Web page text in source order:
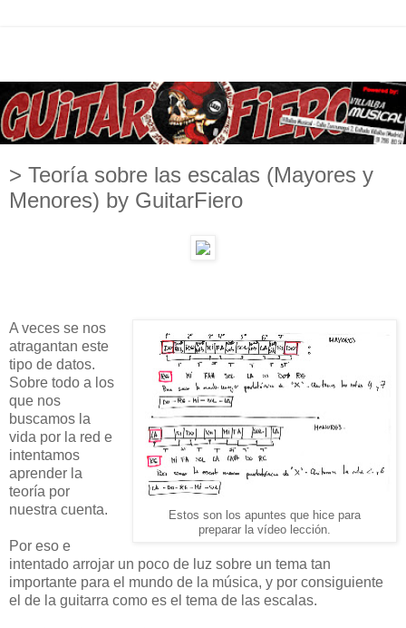
> Teoría sobre las escalas (Mayores y
Menores) by GuitarFiero
Estos son los apuntes que hice para
preparar la vídeo lección.
A veces se nos
atragantan este
tipo de datos.
Sobre todo a los
que nos
buscamos la
vida por la red e
intentamos
aprender la
teoría por
nuestra cuenta.
Por eso e
intentado arrojar un poco de luz sobre un tema tan
importante para el mundo de la música, y por consiguiente
el de la guitarra como es el tema de las escalas.